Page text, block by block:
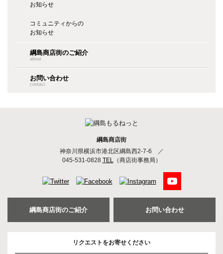
お知らせ
コミュニティからの
お知らせ
綱島商店街のご紹介
about
お問い合わせ
contact
綱島商店街
神奈川県横浜市港北区綱島西2-7-6
／
045-531-0828 TEL（商店街事務局）
綱島商店街のご紹介 お問い合わせ
リクエストをお寄せください